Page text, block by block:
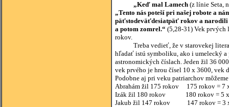
„Keď mal Lamech (z línie Seta,
„Tento nás poteší pri našej robote a
päťstodeväťdesiatpäť rokov a narodili
a potom zomrel.“ (5,28-31) Vek prvých
rokov.
Treba vedieť, že v starovekej
hľadať istú symboliku, ako i umelecký
astronomických číslach. Jeden žil 36
vek prvého je hrou čísel 10 x 3600, vek
Podobne aj pri veku patriarchov
Abrahám žil 175 rokov 175 rokov = 7
Izák žil 180 rokov 180 rokov = 5 x
Jakub žil 147 rokov 147 rokov = 3 x